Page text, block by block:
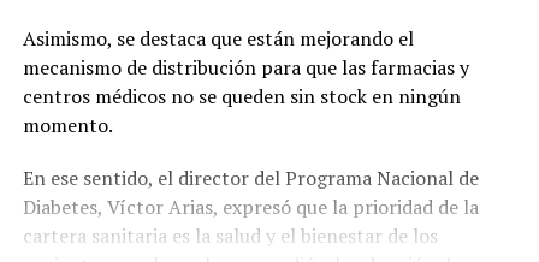
Asimismo, se destaca que están mejorando el
mecanismo de distribución para que las farmacias y
centros médicos no se queden sin stock en ningún
momento.
En ese sentido, el director del Programa Nacional de
Diabetes, Víctor Arias, expresó que la prioridad de la
cartera sanitaria es la salud y el bienestar de los